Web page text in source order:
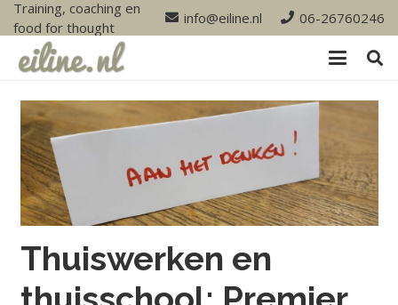
Training, coaching en
food for thought
info@eiline.nl 06-26760246
Thuiswerken en